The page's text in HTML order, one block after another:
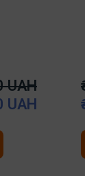
UAH
UAH